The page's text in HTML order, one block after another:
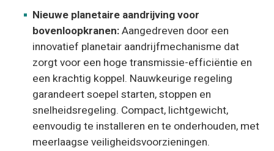
Nieuwe planetaire aandrijving voor
bovenloopkranen:Aangedreven door een
innovatief planetair aandrijfmechanisme dat
zorgt voor een hoge transmissie-efficiëntie en
een krachtig koppel. Nauwkeurige regeling
garandeert soepel starten, stoppen en
snelheidsregeling. Compact, lichtgewicht,
eenvoudig te installeren en te onderhouden, met
meerlaagse veiligheidsvoorzieningen.